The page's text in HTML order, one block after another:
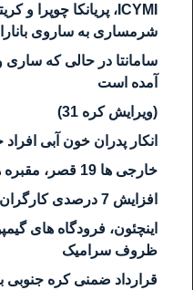
شرمساری به ساروی
سامانتا در حالی که ساری و
آمده است
(ویرایش کره 31)
انکار پدران خون آبی
خارجی ها 19 قصر، مقبره ها کره جنوبی
افزایش 7 درصدی کارگران وام 15 درصد 2021
اینچئون، فرودگاه های
ظروف سرامیک
قرارداد ضمنی کره جنوبی بازدهی